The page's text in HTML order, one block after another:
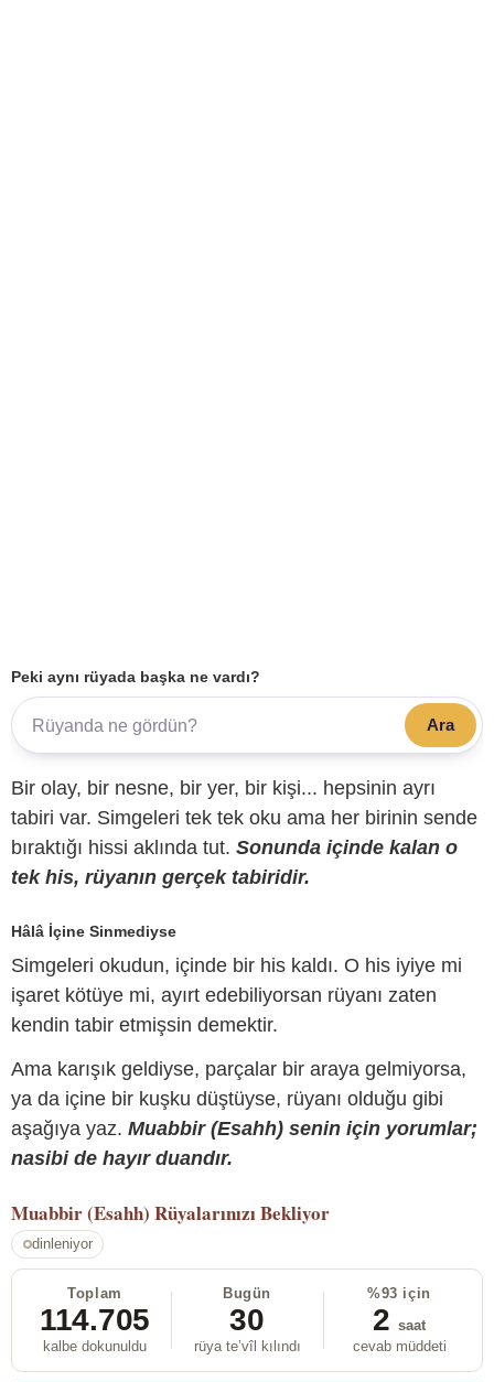
Peki aynı rüyada başka ne vardı?
Ara
Bir olay, bir nesne, bir yer, bir kişi... hepsinin ayrı
tabiri var. Simgeleri tek tek oku ama her birinin sende
bıraktığı hissi aklında tut. Sonunda içinde kalan o
tek his, rüyanın gerçek tabiridir.
Hâlâ İçine Sinmediyse
Simgeleri okudun, içinde bir his kaldı. O his iyiye mi
işaret kötüye mi, ayırt edebiliyorsan rüyanı zaten
kendin tabir etmişsin demektir.
Ama karışık geldiyse, parçalar bir araya gelmiyorsa,
ya da içine bir kuşku düştüyse, rüyanı olduğu gibi
aşağıya yaz. Muabbir (Esahh) senin için yorumlar;
nasibi de hayır duandır.
Muabbir (Esahh) Rüyalarınızı Bekliyor
dinleniyor
Toplam
114.705
kalbe dokunuldu
Bugün
30
rüya te’vîl kılındı
%93 için
2 saat
cevab müddeti